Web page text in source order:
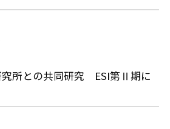
究所との共同研究 ESI第Ⅱ期に